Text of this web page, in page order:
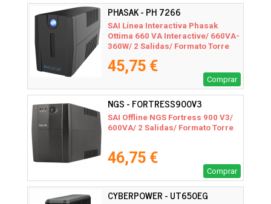
PHASAK - PH 7266
SAI Línea Interactiva Phasak
Ottima 660 VA Interactive/ 660VA-
360W/ 2 Salidas/ Formato Torre
45,75 €
Comprar
NGS - FORTRESS900V3
SAI Offline NGS Fortress 900 V3/
600VA/ 2 Salidas/ Formato Torre
46,75 €
Comprar
CYBERPOWER - UT650EG